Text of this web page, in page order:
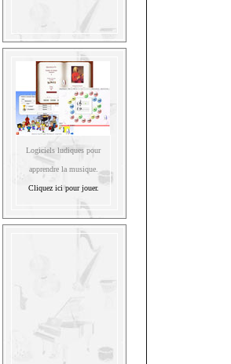
Logiciels ludiques pour
apprendre la musique.
Cliquez ici pour jouer.